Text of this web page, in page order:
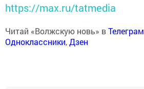
https://max.ru/tatmedia
Читай «Волжскую новь» вТелеграм
Одноклассники,Дзен